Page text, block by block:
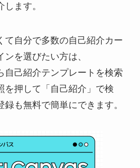
ます。
自分で多数の自己紹介カー
ンを選びたい方は、
自己紹介テンプレートを検索
を押して「自己紹介」で検
も無料で簡単にできます。